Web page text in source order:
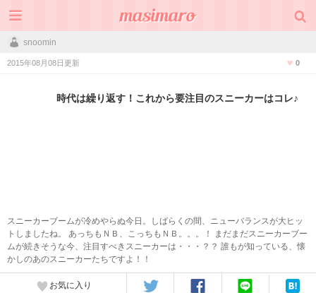
snoomin
2015年08月08日更新 0
時代は繰り返す！これから要注目のスニーカーはコレ♪
スニーカーブームが冷めやらぬ今日。しばらくの間、ニューバランスが大ヒッ
トしましたね。 あっちもＮＢ、こっちもＮＢ。。。！ まだまだスニーカーブー
ムが続きそうな今、注目すべきスニーカーは・・・？？ 誰もが知っている、懐
かしのあのスニーカーたちですよ！！
お気に入り